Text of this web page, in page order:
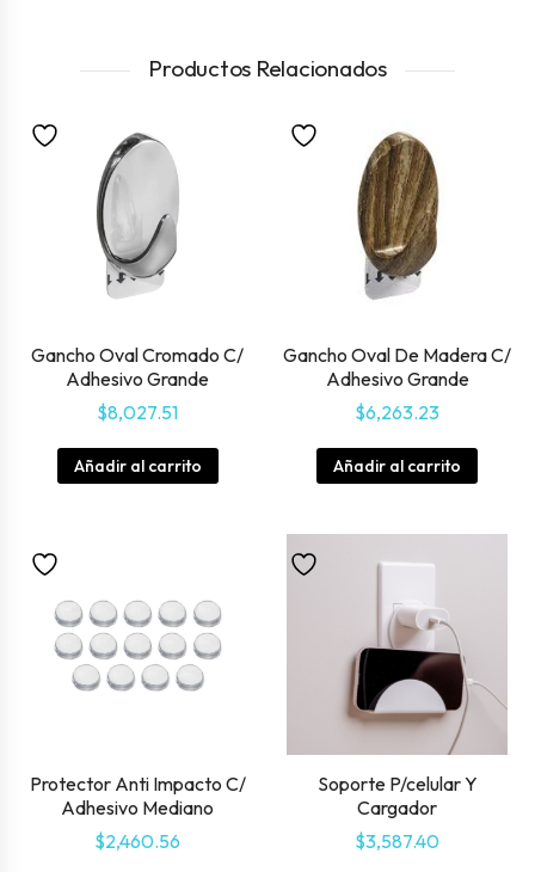
Productos Relacionados
Gancho Oval Cromado C/
Adhesivo Grande
$8,027.51
Añadir al carrito
Gancho Oval De Madera C/
Adhesivo Grande
$6,263.23
Añadir al carrito
Protector Anti Impacto C/
Adhesivo Mediano
$2,460.56
Soporte P/celular Y
Cargador
$3,587.40